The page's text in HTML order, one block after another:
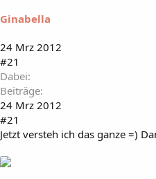
Ginabella
24 Mrz 2012
#21
Dabei
Beiträge
24 Mrz 2012
#21
Jetzt versteh ich das ganze =)